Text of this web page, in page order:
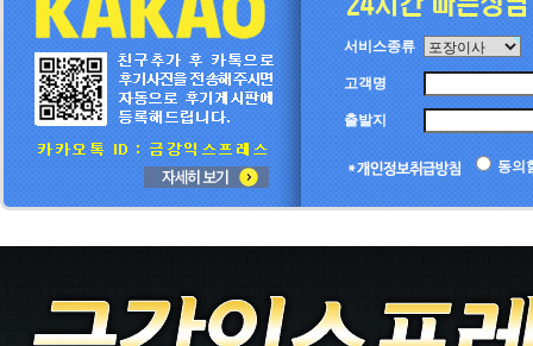
서비스종류
고객명
출발지
동의